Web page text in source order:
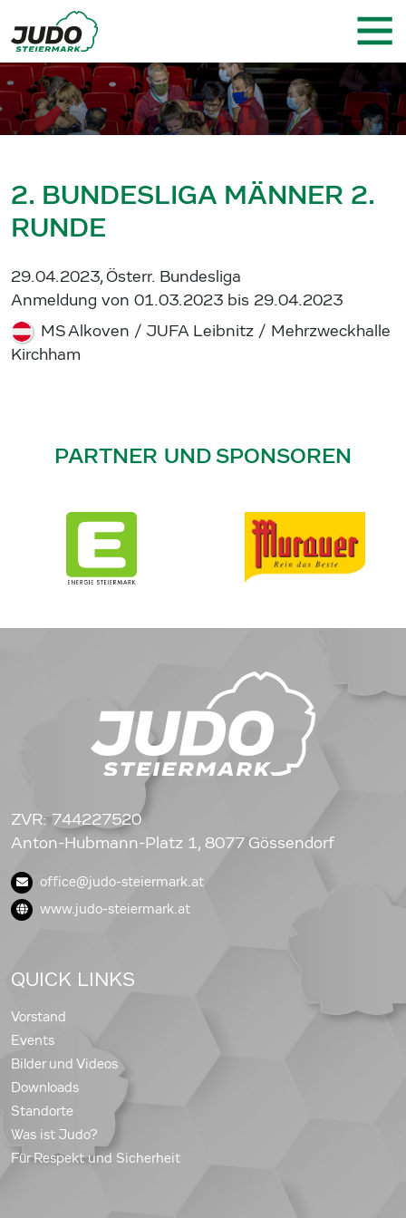
2. BUNDESLIGA MÄNNER 2.
RUNDE
29.04.2023, Österr. Bundesliga
Anmeldung von 01.03.2023 bis 29.04.2023
MS Alkoven / JUFA Leibnitz / Mehrzweckhalle
Kirchham
PARTNER UND SPONSOREN
ZVR: 744227520
Anton-Hubmann-Platz 1, 8077 Gössendorf
office@judo-steiermark.at
www.judo-steiermark.at
QUICK LINKS
Vorstand
Events
Bilder und Videos
Downloads
Standorte
Was ist Judo?
Für Respekt und Sicherheit